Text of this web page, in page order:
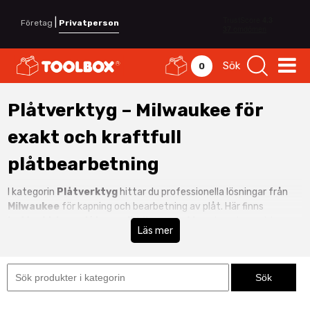
Företag Privatperson
0 Sök
Plåtverktyg – Milwaukee för
exakt och kraftfull
plåtbearbetning
I kategorin Plåtverktyg hittar du professionella lösningar från
Milwaukee för kapning och bearbetning av plåt. Här finns
nibblingsmaskin
anpassade för ventilation, bygg och industri.
kraftfullaM18 plåtverktyg
för mer krävande applikationer. Med
hög kapkapacitet och ergonomisk design får du rena snitt i
Läs mer